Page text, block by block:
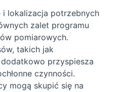
i lokalizacja potrzebnych
zalet programu
pomiarowych.
takich jak
przyspiesza
czynności.
mogą skupić się na